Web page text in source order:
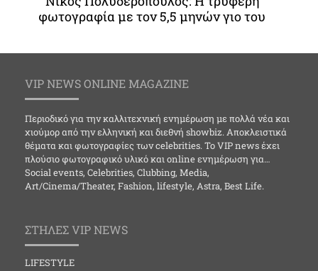
φωτογραφία με τον 5,5 μηνών γιο του
VIP NEWS ONLINE MAGAZINE
Περιοδικό για την καλλιτεχνική ενημέρωση με πολλά νέα και
χιούμορ από την ελληνική και διεθνή showbiz. Αποκλειστικά
θέματα και φωτογραφίες των celebrities. Το VIP news έχει
πλούσιο φωτογραφικό υλικό και online ενημέρωση για…
Social events, Celebrities, Clubbing, Media,
Art/Cinema/Theater, Fashion, lifestyle, Astra, Best Life.
ΣΤΗΛΕΣ VIP NEWS
LIFESTYLE